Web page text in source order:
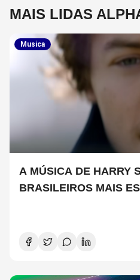
MAIS LIDAS
Musica
A MÚSICA DE HARRY
BRASILEIROS MAIS